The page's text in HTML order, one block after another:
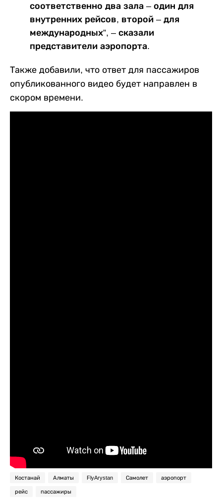
соответственно два зала – один для
внутренних рейсов, второй – для
международных”, – сказали
представители аэропорта.
Также добавили, что ответ для пассажиров
опубликованного видео будет направлен в
скором времени.
Костанай Алматы FlyArystan Самолет аэропорт
рейс пассажиры